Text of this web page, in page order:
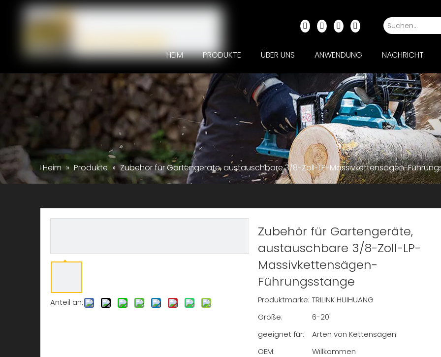
HEIM PRODUKTE ÜBER UNS ANWENDUNG NACHRICHT
Heim » Produkte » Zubehör für Gartengeräte, austauschbare 3/8-Zoll-LP-Massivkettensägen-
Anteil an:
Zubehör für Gartengeräte,
austauschbare 3/8-Zoll-LP-
Massivkettensägen-
Führungsstange
Produktmarke: TRILINK HUIHUANG
Größe:
6-20'
geeignet für:
Arten von Kettensägen
OEM:
Willkommen